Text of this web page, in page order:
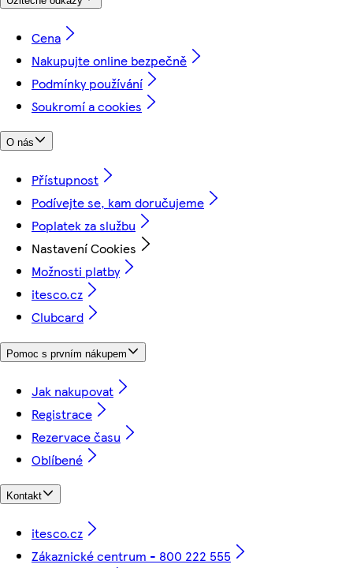
Cena
Nakupujte online bezpečně
Podmínky používání
Soukromí a cookies
O nás
Přístupnost
Podívejte se, kam doručujeme
Poplatek za službu
Nastavení Cookies
Možnosti platby
itesco.cz
Clubcard
Pomoc s prvním nákupem
Jak nakupovat
Registrace
Rezervace času
Oblíbené
Kontakt
itesco.cz
Zákaznické centrum - 800 222 555